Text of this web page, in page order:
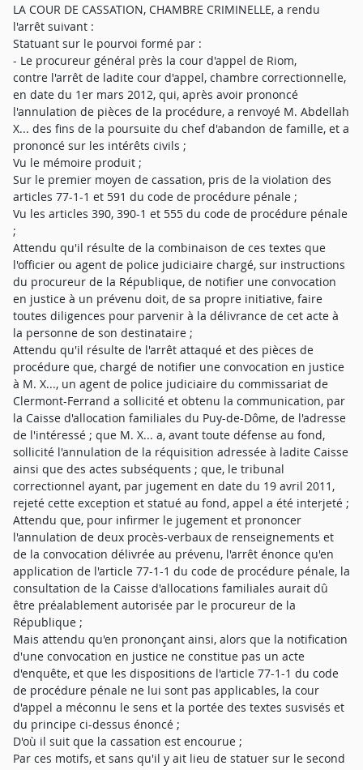
LA COUR DE CASSATION, CHAMBRE CRIMINELLE, a rendu
l'arrêt suivant :
Statuant sur le pourvoi formé par :
- Le procureur général près la cour d'appel de Riom,
contre l'arrêt de ladite cour d'appel, chambre correctionnelle,
en date du 1er mars 2012, qui, après avoir prononcé
l'annulation de pièces de la procédure, a renvoyé M. Abdellah
X... des fins de la poursuite du chef d'abandon de famille, et a
prononcé sur les intérêts civils ;
Vu le mémoire produit ;
Sur le premier moyen de cassation, pris de la violation des
articles 77-1-1 et 591 du code de procédure pénale ;
Vu les articles 390, 390-1 et 555 du code de procédure pénale
;
Attendu qu'il résulte de la combinaison de ces textes que
l'officier ou agent de police judiciaire chargé, sur instructions
du procureur de la République, de notifier une convocation
en justice à un prévenu doit, de sa propre initiative, faire
toutes diligences pour parvenir à la délivrance de cet acte à
la personne de son destinataire ;
Attendu qu'il résulte de l'arrêt attaqué et des pièces de
procédure que, chargé de notifier une convocation en justice
à M. X..., un agent de police judiciaire du commissariat de
Clermont-Ferrand a sollicité et obtenu la communication, par
la Caisse d'allocation familiales du Puy-de-Dôme, de l'adresse
de l'intéressé ; que M. X... a, avant toute défense au fond,
sollicité l'annulation de la réquisition adressée à ladite Caisse
ainsi que des actes subséquents ; que, le tribunal
correctionnel ayant, par jugement en date du 19 avril 2011,
rejeté cette exception et statué au fond, appel a été interjeté ;
Attendu que, pour infirmer le jugement et prononcer
l'annulation de deux procès-verbaux de renseignements et
de la convocation délivrée au prévenu, l'arrêt énonce qu'en
application de l'article 77-1-1 du code de procédure pénale, la
consultation de la Caisse d'allocations familiales aurait dû
être préalablement autorisée par le procureur de la
République ;
Mais attendu qu'en prononçant ainsi, alors que la notification
d'une convocation en justice ne constitue pas un acte
d'enquête, et que les dispositions de l'article 77-1-1 du code
de procédure pénale ne lui sont pas applicables, la cour
d'appel a méconnu le sens et la portée des textes susvisés et
du principe ci-dessus énoncé ;
D'où il suit que la cassation est encourue ;
Par ces motifs, et sans qu'il y ait lieu de statuer sur le second